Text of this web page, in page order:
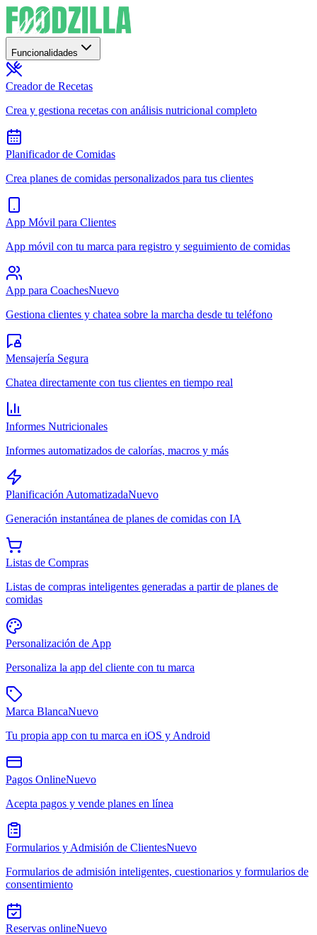
Funcionalidades
Creador de Recetas
Crea y gestiona recetas con análisis nutricional completo
Planificador de Comidas
Crea planes de comidas personalizados para tus clientes
App Móvil para Clientes
App móvil con tu marca para registro y seguimiento de comidas
App para CoachesNuevo
Gestiona clientes y chatea sobre la marcha desde tu teléfono
Mensajería Segura
Chatea directamente con tus clientes en tiempo real
Informes Nutricionales
Informes automatizados de calorías, macros y más
Planificación AutomatizadaNuevo
Generación instantánea de planes de comidas con IA
Listas de Compras
Listas de compras inteligentes generadas a partir de planes de
comidas
Personalización de App
Personaliza la app del cliente con tu marca
Marca BlancaNuevo
Tu propia app con tu marca en iOS y Android
Pagos OnlineNuevo
Acepta pagos y vende planes en línea
Formularios y Admisión de ClientesNuevo
Formularios de admisión inteligentes, cuestionarios y formularios de
consentimiento
Reservas onlineNuevo